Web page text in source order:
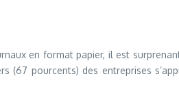
en format papier, il est
(67 pourcents) des entreprises